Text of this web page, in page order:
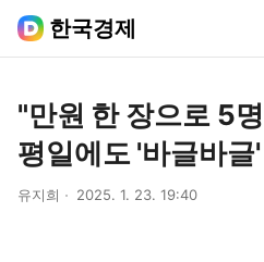
한국경제
"만원 한 장으로 5
평일에도 '바글바
유지희 2025. 1. 23. 19:40